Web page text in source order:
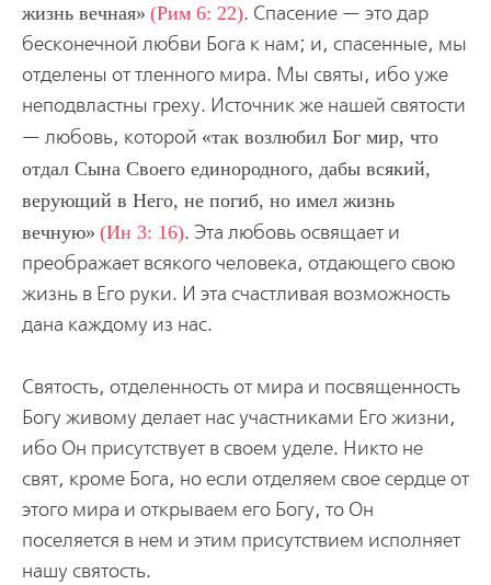
жизнь вечная
(Рим 6: 22). Спасение — это дар
бесконечной любви Бога к нам; и, спасенные, мы
отделены от тленного мира. Мы святы, ибо уже
неподвластны греху. Источник же нашей святости
— любовь, которой
так возлюбил Бог мир, что
отдал Сына Своего единородного, дабы всякий,
верующий в Него, не погиб, но имел жизнь
вечную
(Ин 3: 16). Эта любовь освящает и
преображает всякого человека, отдающего свою
жизнь в Его руки. И эта счастливая возможность
дана каждому из нас.
Святость, отделенность от мира и посвященность
Богу живому делает нас участниками Его жизни,
ибо Он присутствует в своем уделе. Никто не
свят, кроме Бога, но если отделяем свое сердце от
этого мира и открываем его Богу, то Он
поселяется в нем и этим присутствием исполняет
нашу святость.